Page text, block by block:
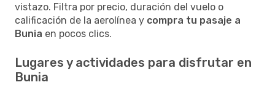
vistazo. Filtra por precio, duración del vuelo o
calificación de la aerolínea y compra tu pasaje a
Bunia en pocos clics.
Lugares y actividades para disfrutar en
Bunia